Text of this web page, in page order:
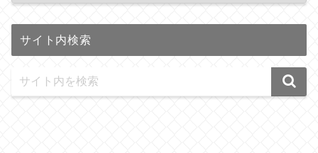
サイト内検索